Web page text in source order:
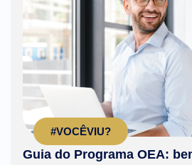
#VOCÊVIU?
Guia do Programa OEA: